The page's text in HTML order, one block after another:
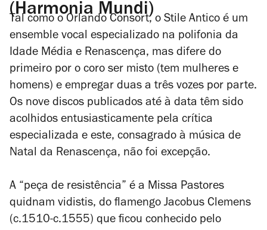
(Harmonia Mundi)
Tal como o Orlando Consort, o Stile Antico é um
ensemble vocal especializado na polifonia da
Idade Média e Renascença, mas difere do
primeiro por o coro ser misto (tem mulheres e
homens) e empregar duas a três vozes por parte.
Os nove discos publicados até à data têm sido
acolhidos entusiasticamente pela crítica
especializada e este, consagrado à música de
Natal da Renascença, não foi excepção.
A “peça de resistência” é a Missa Pastores
quidnam vidistis, do flamengo Jacobus Clemens
(c.1510-c.1555) que ficou conhecido pelo